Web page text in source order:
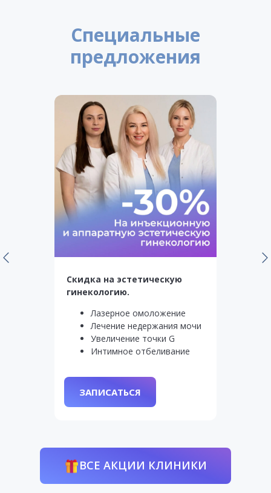
Специальные
предложения
Скидка на эстетическую
гинекологию.
Лазерное омоложение
Лечение недержания мочи
Увеличение точки G
Интимное отбеливание
ЗАПИСАТЬСЯ
ВСЕ АКЦИИ КЛИНИКИ